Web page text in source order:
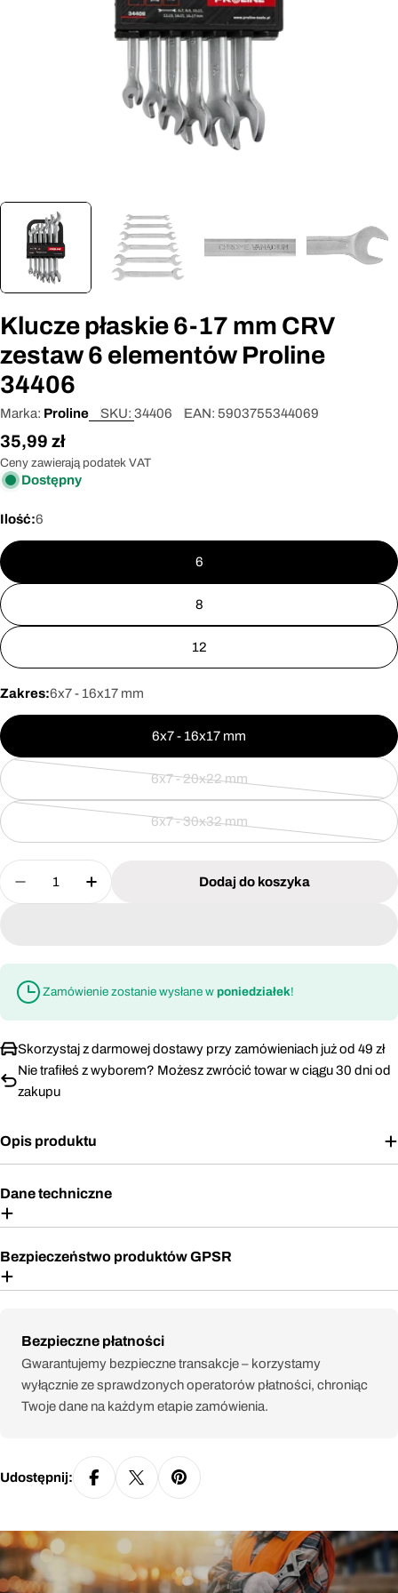
Klucze płaskie 6-17 mm CRV
zestaw 6 elementów Proline
34406
Marka: Proline SKU: 34406 EAN: 5903755344069
Cena
regularna
35,99 zł
Ceny zawierają podatek VAT
Dostępny
Ilość:6
6
8
12
Zakres:6x7 - 16x17 mm
6x7 - 16x17 mm
6x7 - 20x22 mm
6x7 - 30x32 mm
Ilość
Zmniejsz ilość dla Klucze płaskie 6-17 mm CRV
Zwiększ ilość dla Klucze płaskie 6-17
Dodaj do koszyka
Zamówienie zostanie wysłane w poniedziałek!
Skorzystaj z darmowej dostawy przy zamówieniach już od 49 zł
Nie trafiłeś z wyborem? Możesz zwrócić towar w ciągu 30 dni od
zakupu
Opis produktu
Dane techniczne
Bezpieczeństwo produktów GPSR
Bezpieczne płatności
Metody
płatności
Gwarantujemy bezpieczne transakcje – korzystamy
wyłącznie ze sprawdzonych operatorów płatności, chroniąc
Twoje dane na każdym etapie zamówienia.
Udostępnij: